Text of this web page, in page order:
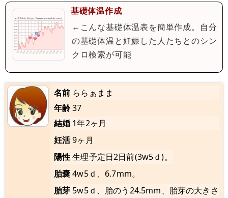
基礎体温作成
←こんな基礎体温表を簡単作成。自分
の基礎体温と妊娠した人たちとのシン
クロ検索が可能
名前 ららぁまま
年齢37
結婚 1年2ヶ月
妊活9ヶ月
陽性生理予定日2日前(3w5ｄ)。
胎嚢4w5ｄ、6.7mm。
胎芽 5w5ｄ、胎のう24.5mm、胎芽の大きさ